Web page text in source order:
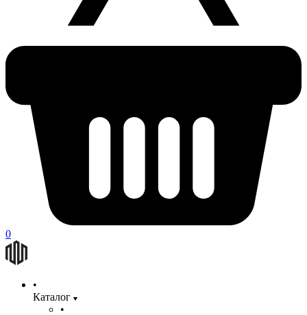
0
Каталог